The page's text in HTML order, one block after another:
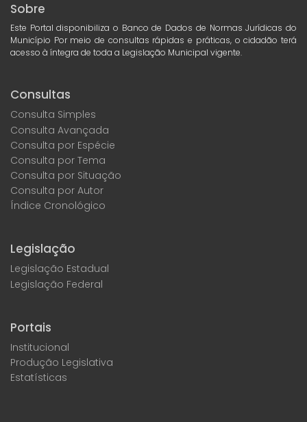
Sobre
Este Portal disponibiliza o Banco de Dados de Normas Jurídicas do
Município Por meio de consultas rápidas e práticas, o cidadão terá
acesso à íntegra de toda a Legislação Municipal vigente.
Consultas
Consulta Simples
Consulta Avançada
Consulta por Espécie
Consulta por Tema
Consulta por Situação
Consulta por Autor
Índice Cronológico
Legislação
Legislação Estadual
Legislação Federal
Portais
Institucional
Produção Legislativa
Estatísticas